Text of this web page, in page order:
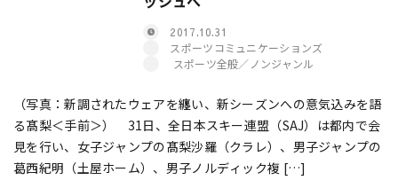
2017.10.31
スポーツコミュニケーションズ
スポーツ全般／ノンジャンル
（写真：新調されたウェアを纏い、新シーズンへの意気込みを語
る髙梨＜手前＞） 31日、全日本スキー連盟（SAJ）は都内で会
見を行い、女子ジャンプの髙梨沙羅（クラレ）、男子ジャンプの
葛西紀明（土屋ホーム）、男子ノルディック複 […]